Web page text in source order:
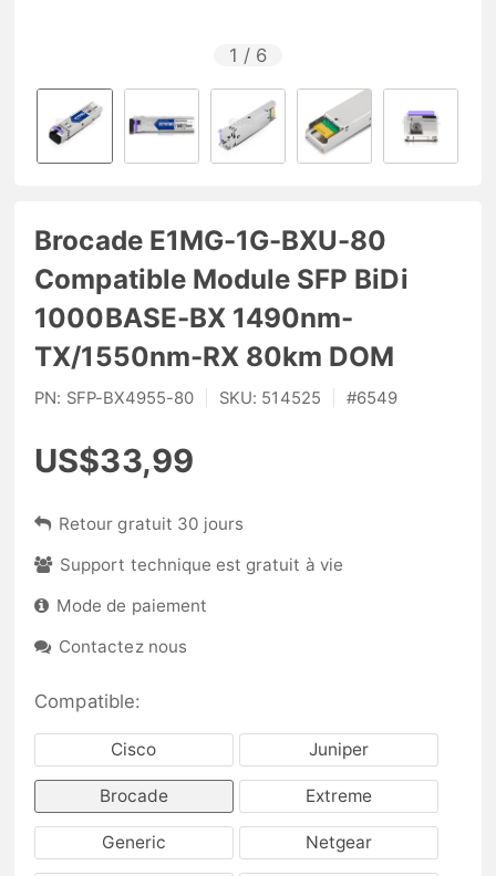
1 / 6
Brocade E1MG-1G-BXU-80
Compatible Module SFP BiDi
1000BASE-BX 1490nm-
TX/1550nm-RX 80km DOM
PN: SFP-BX4955-80 SKU: 514525 #6549
US$33,99
Retour gratuit 30 jours
Support technique est gratuit à vie
Mode de paiement
Contactez nous
Compatible:
Cisco Juniper
Brocade Extreme
Generic Netgear